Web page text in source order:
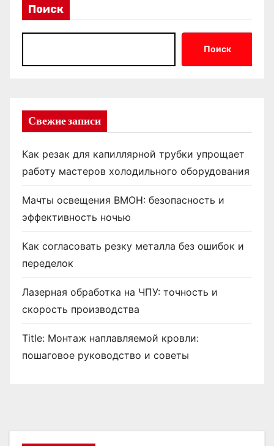
Поиск
Поиск
Свежие записи
Как резак для капиллярной трубки упрощает
работу мастеров холодильного оборудования
Мачты освещения ВМОН: безопасность и
эффективность ночью
Как согласовать резку металла без ошибок и
переделок
Лазерная обработка на ЧПУ: точность и
скорость производства
Title: Монтаж наплавляемой кровли:
пошаговое руководство и советы